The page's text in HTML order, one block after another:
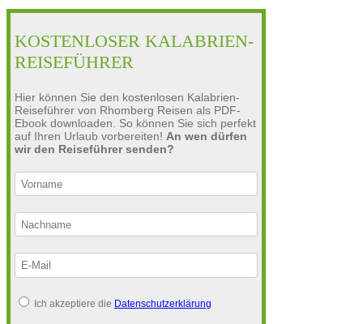
KOSTENLOSER KALABRIEN-
REISEFÜHRER
Hier können Sie den kostenlosen Kalabrien-
Reiseführer von Rhomberg Reisen als PDF-
Ebook downloaden. So können Sie sich perfekt
auf Ihren Urlaub vorbereiten! An wen dürfen
wir den Reiseführer senden?
Ich akzeptiere die Datenschutzerklärung